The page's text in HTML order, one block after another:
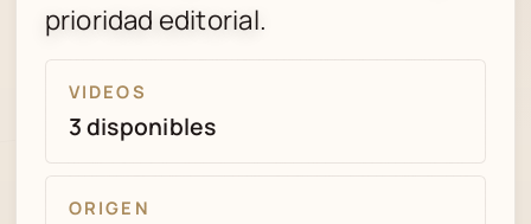
prioridad editorial.
VIDEOS
3 disponibles
ORIGEN